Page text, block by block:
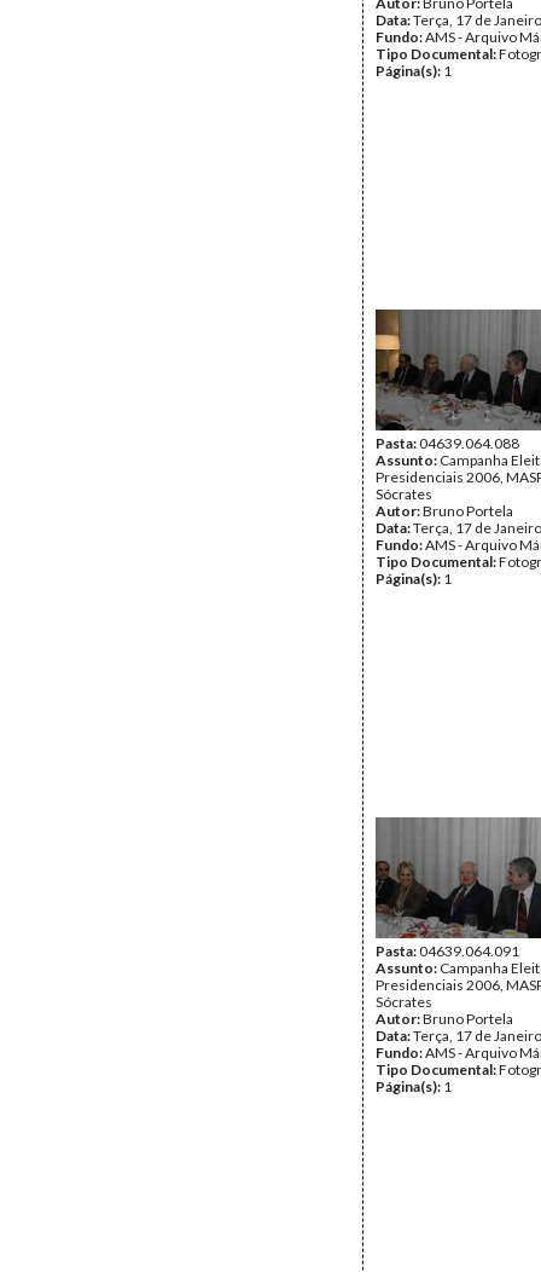
Data:Terça, 17 de
Fundo:AMS - Arquivo
Tipo Documental:
Página(s): 1
Pasta:04639.064.088
Assunto: Campanha
Presidenciais 2006,
Sócrates
Autor:Bruno Portela
Data:Terça, 17 de
Fundo:AMS - Arquivo
Tipo Documental:
Página(s): 1
Pasta:04639.064.091
Assunto: Campanha
Presidenciais 2006,
Sócrates
Autor:Bruno Portela
Data:Terça, 17 de
Fundo:AMS - Arquivo
Tipo Documental:
Página(s): 1